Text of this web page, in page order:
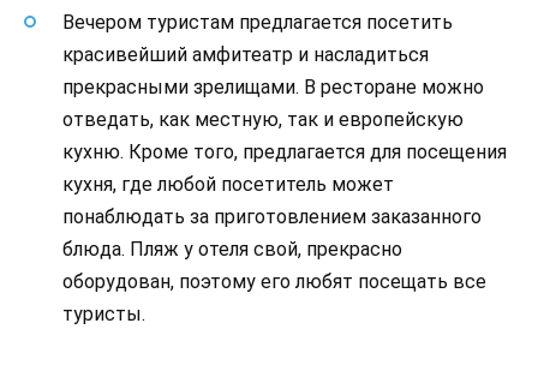
Вечером туристам предлагается посетить
красивейший амфитеатр и насладиться
прекрасными зрелищами. В ресторане можно
отведать, как местную, так и европейскую
кухню. Кроме того, предлагается для посещения
кухня, где любой посетитель может
понаблюдать за приготовлением заказанного
блюда. Пляж у отеля свой, прекрасно
оборудован, поэтому его любят посещать все
туристы.